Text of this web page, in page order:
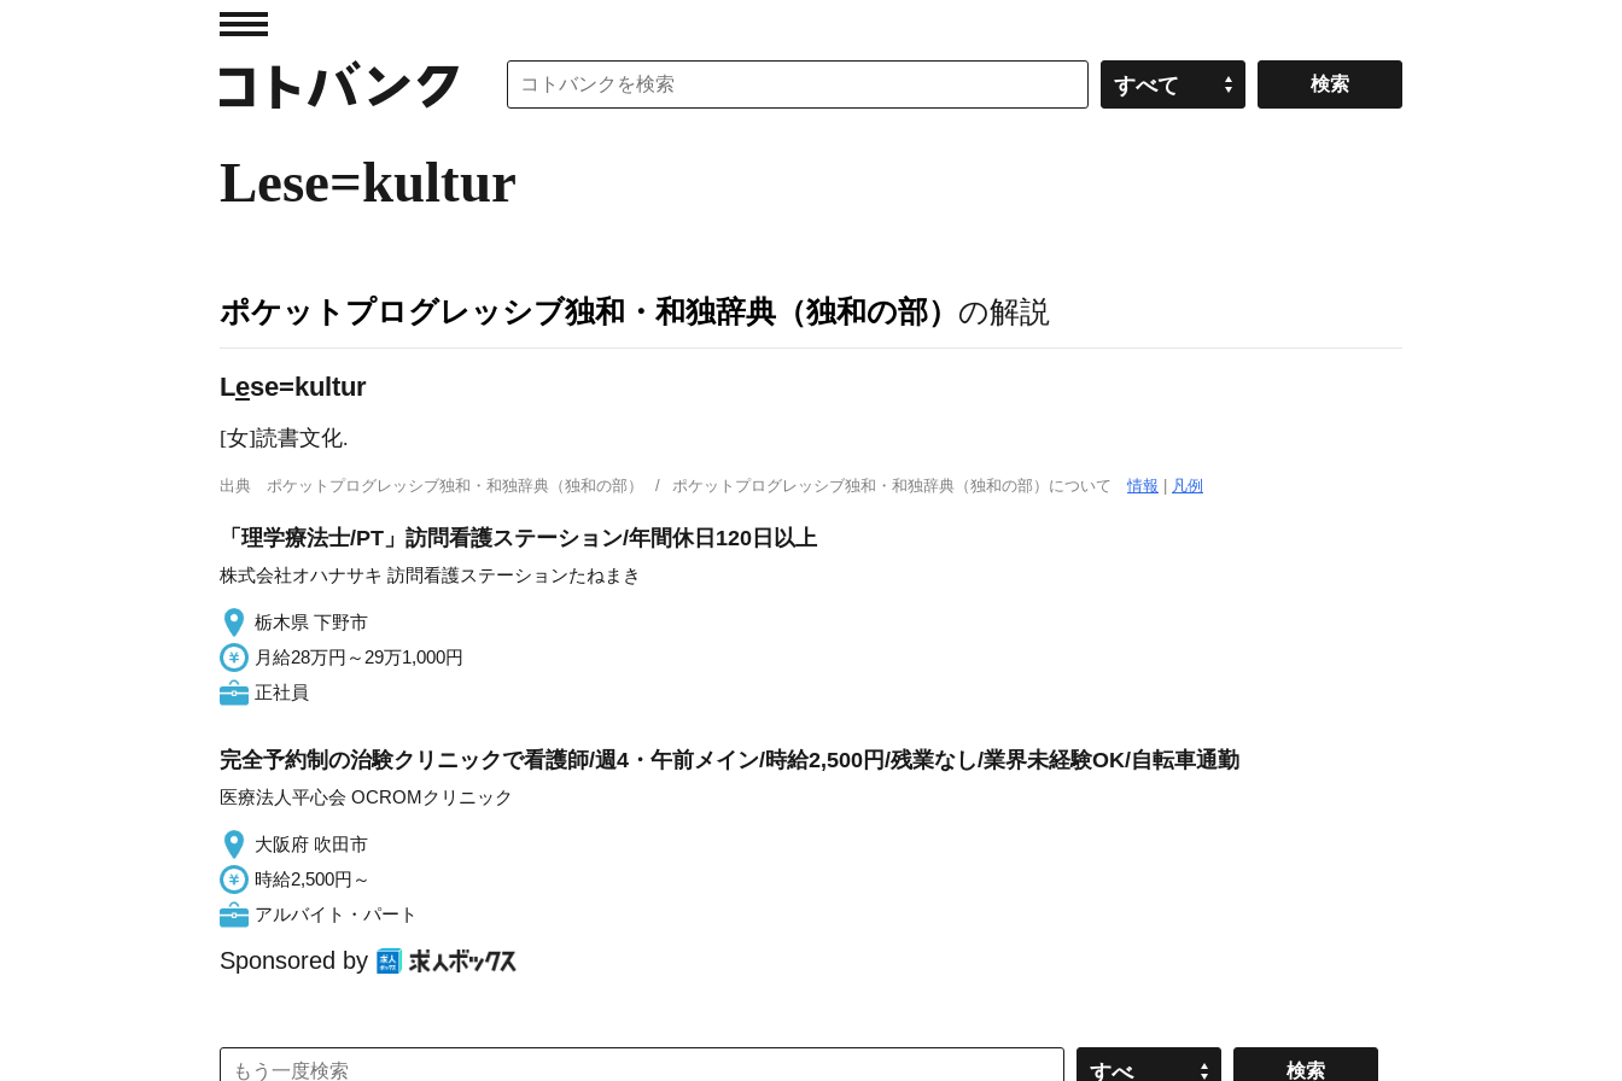
すべて
Lese=kultur
ポケットプログレッシブ独和・和独辞典（独和の部） の解説
Lese=kultur
[女]読書文化.
出典 ポケットプログレッシブ独和・和独辞典（独和の部） ポケットプログレッシブ独和・和独辞典（独和の部）について情報 凡例
「理学療法士/PT」訪問看護ステーション/年間休日120日以上
株式会社オハナサキ 訪問看護ステーションたねまき
栃木県 下野市
月給28万円～29万1,000円
正社員
完全予約制の治験クリニックで看護師/週4・午前メイン/時給2,500円/残業なし/業界未経験OK/自転車通勤
医療法人平心会 OCROMクリニック
大阪府 吹田市
時給2,500円～
アルバイト・パート
Sponsored by
すべ